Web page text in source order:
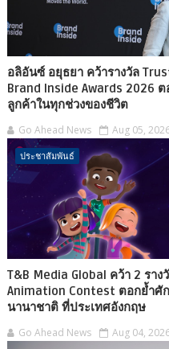
อลิอันซ์ อยุธยา คว้ารางวัล
Brand Inside Awards 2026
ลูกค้าในทุกช่วงของชีวิต
Go Ahead News Aug 05,
ประชาสัมพันธ์
T&B Media Global คว้า 2 รา
Animation Contest ตอกย้ำศั
นานาชาติ ที่ประเทศอังกฤษ
Go Ahead News Aug 04,